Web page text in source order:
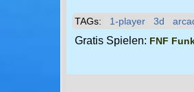
TAGs: 1-player 3d
Gratis Spielen: FNF